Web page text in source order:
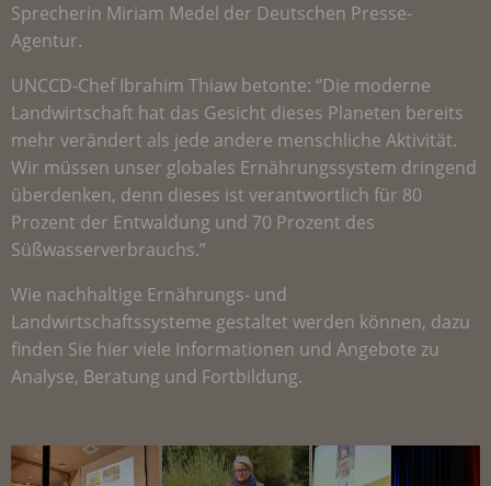
Sprecherin Miriam Medel der Deutschen Presse-
Agentur.
UNCCD-Chef Ibrahim Thiaw betonte: “Die moderne
Landwirtschaft hat das Gesicht dieses Planeten bereits
mehr verändert als jede andere menschliche Aktivität.
Wir müssen unser globales Ernährungssystem dringend
überdenken, denn dieses ist verantwortlich für 80
Prozent der Entwaldung und 70 Prozent des
Süßwasserverbrauchs.”
Wie nachhaltige Ernährungs- und
Landwirtschaftssysteme gestaltet werden können, dazu
finden Sie hier viele Informationen und Angebote zu
Analyse, Beratung und Fortbildung.